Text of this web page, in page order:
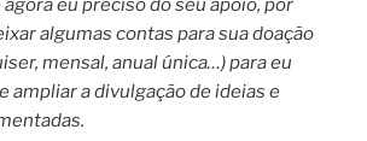
agora eu preciso do seu apoio, por
algumas contas para sua doação
mensal, anual única…) para eu
ampliar a divulgação de ideias e